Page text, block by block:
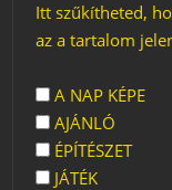
Itt szűkítheted,
az a tartalom
A NAP KÉPE
AJÁNLÓ
ÉPÍTÉSZET
JÁTÉK